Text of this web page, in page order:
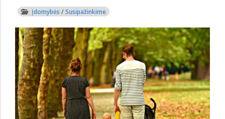
Įdomybės /Susipažinkime